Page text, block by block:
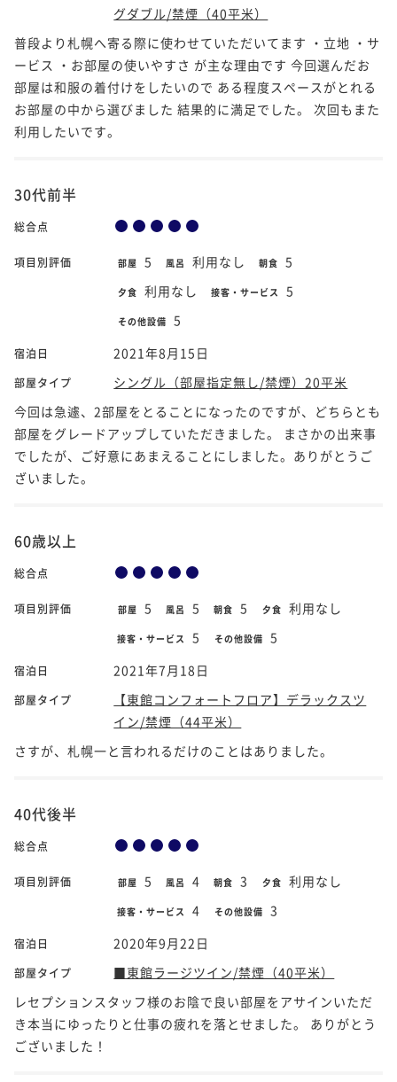
グダブル/禁煙（40平米）
普段より札幌へ寄る際に使わせていただいてます ・立地 ・サ
ービス ・お部屋の使いやすさ が主な理由です 今回選んだお
部屋は和服の着付けをしたいので ある程度スペースがとれる
お部屋の中から選びました 結果的に満足でした。 次回もまた
利用したいです。
30代前半
総合点
項目別評価 部屋 5 風呂 利用なし 朝食 5
夕食 利用なし 接客・サービス 5
その他設備 5
宿泊日 2021年8月15日
部屋タイプ
シングル（部屋指定無し/禁煙）20平米
今回は急遽、2部屋をとることになったのですが、どちらとも
部屋をグレードアップしていただきました。 まさかの出来事
でしたが、ご好意にあまえることにしました。ありがとうご
ざいました。
60歳以上
総合点
項目別評価 部屋 5 風呂 5 朝食 5 夕食 利用なし
接客・サービス 5 その他設備 5
宿泊日 2021年7月18日
部屋タイプ
【東館コンフォートフロア】デラックスツ
イン/禁煙（44平米）
さすが、札幌一と言われるだけのことはありました。
40代後半
総合点
項目別評価 部屋 5 風呂 4 朝食 3 夕食 利用なし
接客・サービス 4 その他設備 3
宿泊日 2020年9月22日
部屋タイプ
■東館ラージツイン/禁煙（40平米）
レセプションスタッフ様のお陰で良い部屋をアサインいただ
き本当にゆったりと仕事の疲れを落とせました。 ありがとう
ございました！